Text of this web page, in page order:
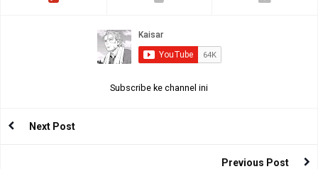
Subscribe ke channel ini
Next Post
Previous Post